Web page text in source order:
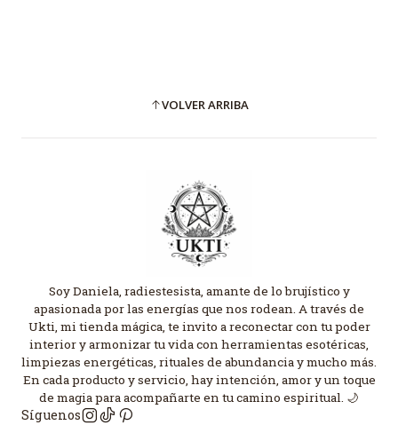
VOLVER ARRIBA
Soy Daniela, radiestesista, amante de lo brujístico y
apasionada por las energías que nos rodean. A través de
Ukti, mi tienda mágica, te invito a reconectar con tu poder
interior y armonizar tu vida con herramientas esotéricas,
limpiezas energéticas, rituales de abundancia y mucho más.
En cada producto y servicio, hay intención, amor y un toque
de magia para acompañarte en tu camino espiritual. 🌙
Síguenos